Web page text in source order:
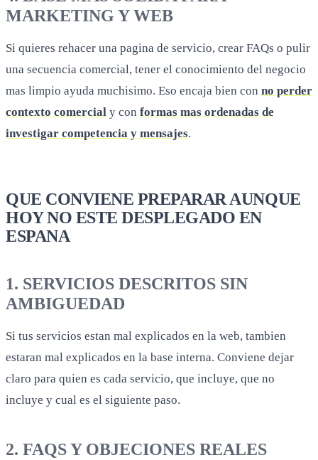
MARKETING Y WEB
Si quieres rehacer una pagina de servicio, crear FAQs o pulir
una secuencia comercial, tener el conocimiento del negocio
mas limpio ayuda muchisimo. Eso encaja bien con no perder
contexto comercial y con formas mas ordenadas de
investigar competencia y mensajes.
QUE CONVIENE PREPARAR AUNQUE
HOY NO ESTE DESPLEGADO EN
ESPANA
1. SERVICIOS DESCRITOS SIN
AMBIGUEDAD
Si tus servicios estan mal explicados en la web, tambien
estaran mal explicados en la base interna. Conviene dejar
claro para quien es cada servicio, que incluye, que no
incluye y cual es el siguiente paso.
2. FAQS Y OBJECIONES REALES